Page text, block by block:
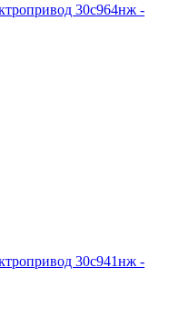
30с964нж -
30с941нж -